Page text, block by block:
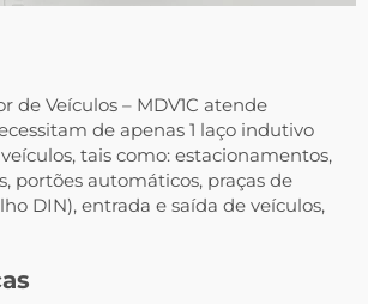
de Veículos – MDV1C atende
de apenas 1 laço indutivo
tais como: estacionamentos,
portões automáticos, praças de
DIN), entrada e saída de veículos,